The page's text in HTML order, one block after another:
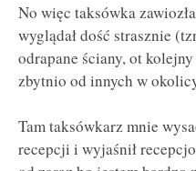
No więc taksówka
wyglądał dość strasznie
odrapane ściany, ot
zbytnio od innych w
Tam taksówkarz mnie
recepcji i wyjaśnił